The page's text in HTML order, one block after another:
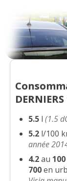
09/20
05/20
15/20
10/20
DERNIERS
5.5 l(1.5
5.2 l/100
année
4.2 au 100
700en